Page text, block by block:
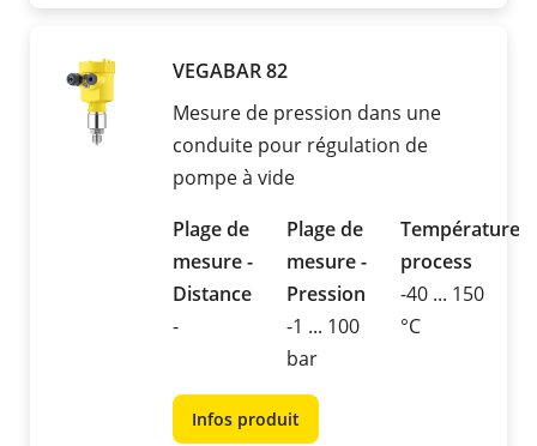
VEGABAR 82
Mesure de pression dans une
conduite pour régulation de
pompe à vide
Plage de
mesure -
Distance
-
Plage de
mesure -
Pression
-1 ... 100
bar
Température
process
-40 ... 150
°C
Infos produit